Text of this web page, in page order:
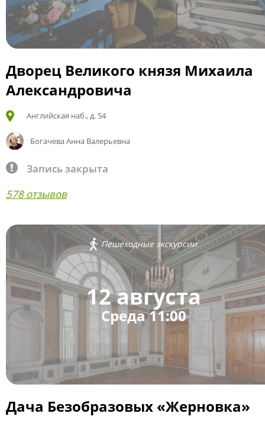
Дворец Великого князя Михаила
Александровича
Английская наб., д. 54
Богачева Анна Валерьевна
Запись закрыта
578 отзывов
Пешеходные экскурсии
12 августа
Среда 11:00
Дача Безобразовых «Жерновка»